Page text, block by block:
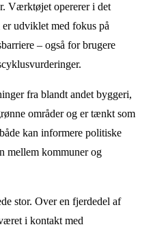
Værktøjet opererer i det
udviklet med fokus på
– også for brugere
fra blandt andet byggeri,
områder og er tænkt som
kan informere politiske
mellem kommuner og
stor. Over en fjerdedel af
i kontakt med